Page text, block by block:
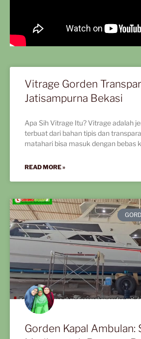
Vitrage Gorden
Jatisampurna Bekasi
Apa Sih Vitrage Itu? Vitrage adalah
terbuat dari bahan tipis dan
matahari bisa masuk dengan bebas
READ MORE »
Gorden Kapal Ambulan: